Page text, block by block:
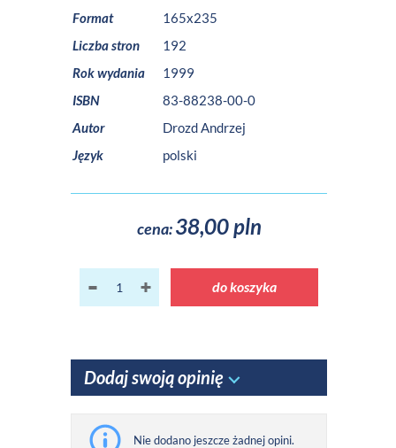
Format
165x235
Liczba stron
192
Rok wydania
1999
ISBN
83-88238-00-0
Autor
Drozd Andrzej
Język
polski
cena:38,00 pln
do koszyka
Dodaj swoją opinię
Nie dodano jeszcze żadnej opini.